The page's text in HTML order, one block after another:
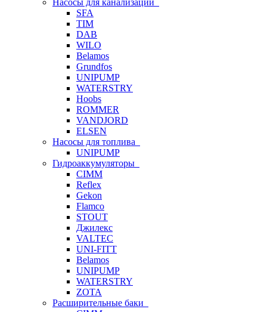
Насосы для канализации
SFA
TIM
DAB
WILO
Belamos
Grundfos
UNIPUMP
WATERSTRY
Hoobs
ROMMER
VANDJORD
ELSEN
Насосы для топлива
UNIPUMP
Гидроаккумуляторы
CIMM
Reflex
Gekon
Flamco
STOUT
Джилекс
VALTEC
UNI-FITT
Belamos
UNIPUMP
WATERSTRY
ZOTA
Расширительные баки